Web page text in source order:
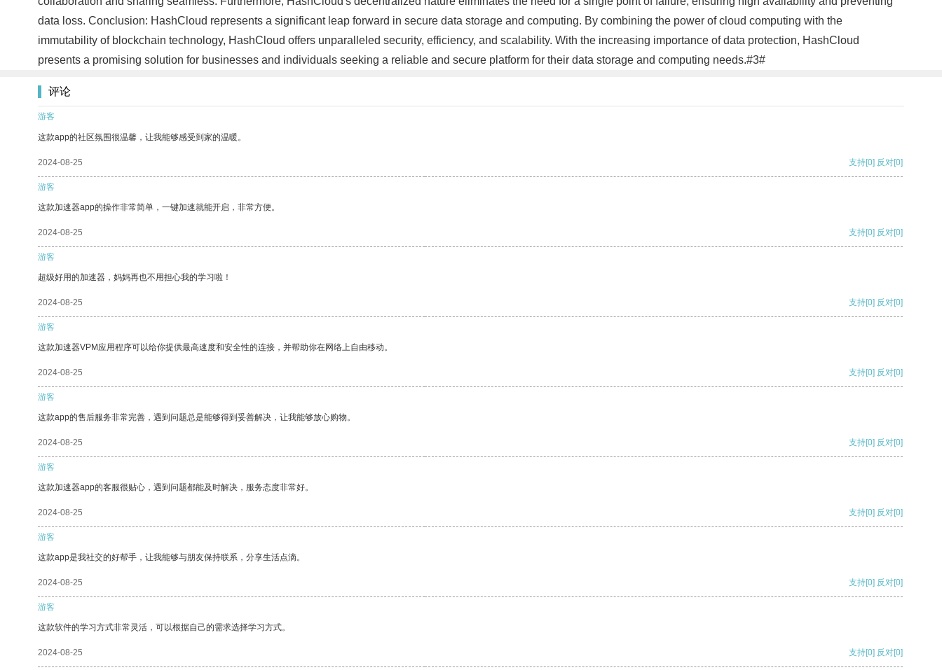
data loss. Conclusion: HashCloud represents a significant leap forward in secure data storage and computing. By combining the power of cloud computing with the
immutability of blockchain technology, HashCloud offers unparalleled security, efficiency, and scalability. With the increasing importance of data protection, HashCloud
presents a promising solution for businesses and individuals seeking a reliable and secure platform for their data storage and computing needs.#3#
评论
游客
这款app的社区氛围很温馨，让我能够感受到家的温暖。
2024-08-25 支持[0] 反对[0]
游客
这款加速器app的操作非常简单，一键加速就能开启，非常方便。
2024-08-25 支持[0] 反对[0]
游客
超级好用的加速器，妈妈再也不用担心我的学习啦！
2024-08-25 支持[0] 反对[0]
游客
这款加速器VPM应用程序可以给你提供最高速度和安全性的连接，并帮助你在网络上自由移动。
2024-08-25 支持[0] 反对[0]
游客
这款app的售后服务非常完善，遇到问题总是能够得到妥善解决，让我能够放心购物。
2024-08-25 支持[0] 反对[0]
游客
这款加速器app的客服很贴心，遇到问题都能及时解决，服务态度非常好。
2024-08-25 支持[0] 反对[0]
游客
这款app是我社交的好帮手，让我能够与朋友保持联系，分享生活点滴。
2024-08-25 支持[0] 反对[0]
游客
这款软件的学习方式非常灵活，可以根据自己的需求选择学习方式。
2024-08-25 支持[0] 反对[0]